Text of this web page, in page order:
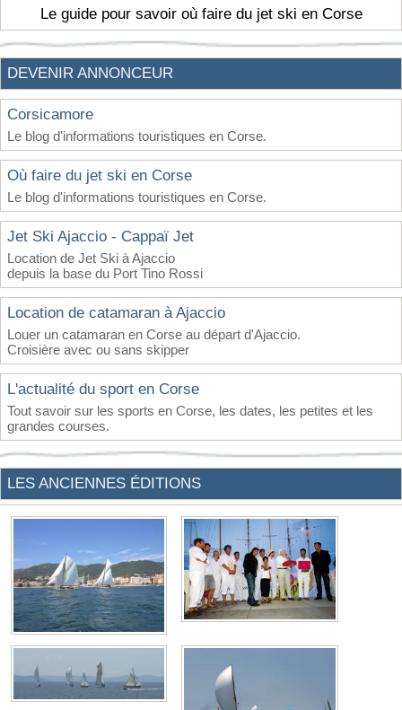
Le guide pour savoir où faire du jet ski en Corse
DEVENIR ANNONCEUR
Corsicamore
Le blog d'informations touristiques en Corse.
Où faire du jet ski en Corse
Le blog d'informations touristiques en Corse.
Jet Ski Ajaccio - Cappaï Jet
Location de Jet Ski à Ajaccio
depuis la base du Port Tino Rossi
Location de catamaran à Ajaccio
Louer un catamaran en Corse au départ d'Ajaccio.
Croisière avec ou sans skipper
L'actualité du sport en Corse
Tout savoir sur les sports en Corse, les dates, les petites et les
grandes courses.
LES ANCIENNES ÉDITIONS